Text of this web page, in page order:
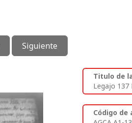
Siguiente
Titulo de
Legajo 137
Código de